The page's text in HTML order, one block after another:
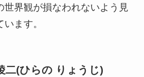
世界観が損なわれないよう見
ます。
二(ひらの りょうじ)